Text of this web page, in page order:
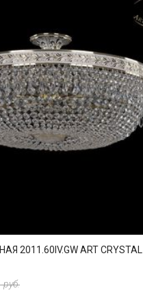
2011.60IV.GW ART CRYSTAL
руб.